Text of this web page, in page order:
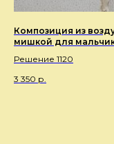
Композиция из
мишкой для
Решение 1120
3 350 р.